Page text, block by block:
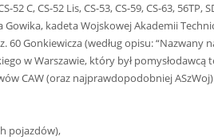
C, CS-52 Lis, CS-53, CS-59, CS-63, 56TP,
kadeta Wojskowej Akademii
60 Gonkiewicza (według opisu: “Nazwany
w Warszawie, który był pomysłodawcą
CAW (oraz najprawdopodobniej
pojazdów),